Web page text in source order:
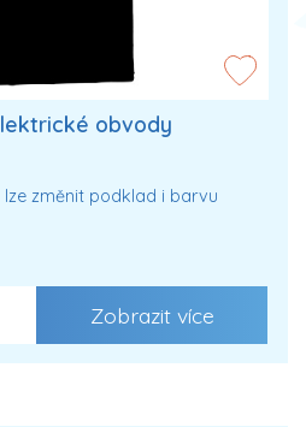
obvody
změnit podklad i barvu
Zobrazit více